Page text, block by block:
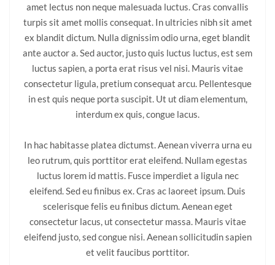
amet lectus non neque malesuada luctus. Cras convallis
turpis sit amet mollis consequat. In ultricies nibh sit amet
ex blandit dictum. Nulla dignissim odio urna, eget blandit
ante auctor a. Sed auctor, justo quis luctus luctus, est sem
luctus sapien, a porta erat risus vel nisi. Mauris vitae
consectetur ligula, pretium consequat arcu. Pellentesque
in est quis neque porta suscipit. Ut ut diam elementum,
interdum ex quis, congue lacus.
In hac habitasse platea dictumst. Aenean viverra urna eu
leo rutrum, quis porttitor erat eleifend. Nullam egestas
luctus lorem id mattis. Fusce imperdiet a ligula nec
eleifend. Sed eu finibus ex. Cras ac laoreet ipsum. Duis
scelerisque felis eu finibus dictum. Aenean eget
consectetur lacus, ut consectetur massa. Mauris vitae
eleifend justo, sed congue nisi. Aenean sollicitudin sapien
et velit faucibus porttitor.